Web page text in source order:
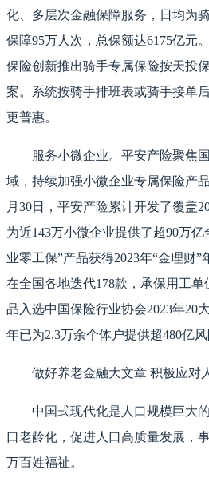
化、多层次金融保障服务，日均为
保障95万人次，总保额达6175亿元
保险创新推出骑手专属保险按天投
案。系统按骑手排班表或骑手接单
更普惠。
服务小微企业。平安产险聚焦
域，持续加强小微企业专属保险产
月30日，平安产险累计开发了覆盖
为近143万小微企业提供了超90万
业零工保”产品获得2023年“金理财
在全国各地迭代178款，承保用工单
品入选中国保险行业协会2023年20
年已为2.3万余个体户提供超480亿风
做好养老金融大文章 积极应对
中国式现代化是人口规模巨大
口老龄化，促进人口高质量发展，
万百姓福祉。